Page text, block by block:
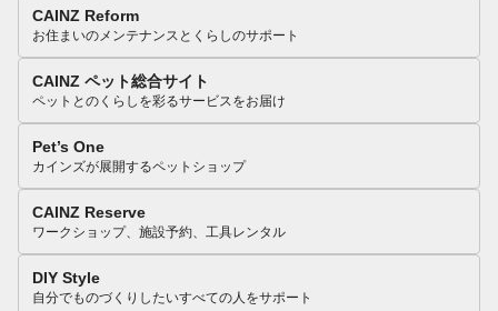
CAINZ Reform
お住まいのメンテナンスとくらしのサポート
CAINZ ペット総合サイト
ペットとのくらしを彩るサービスをお届け
Pet’s One
カインズが展開するペットショップ
CAINZ Reserve
ワークショップ、施設予約、工具レンタル
DIY Style
自分でものづくりしたいすべての人をサポート